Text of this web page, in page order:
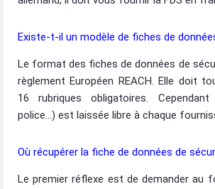
Existe-t-il un modèle de fiches de
Le format des fiches de données de
règlement Européen REACH. Elle doit
16 rubriques obligatoires.
police…) est laissée libre à chaque
Où récupérer la fiche de données de
Le premier réflexe est de demander au